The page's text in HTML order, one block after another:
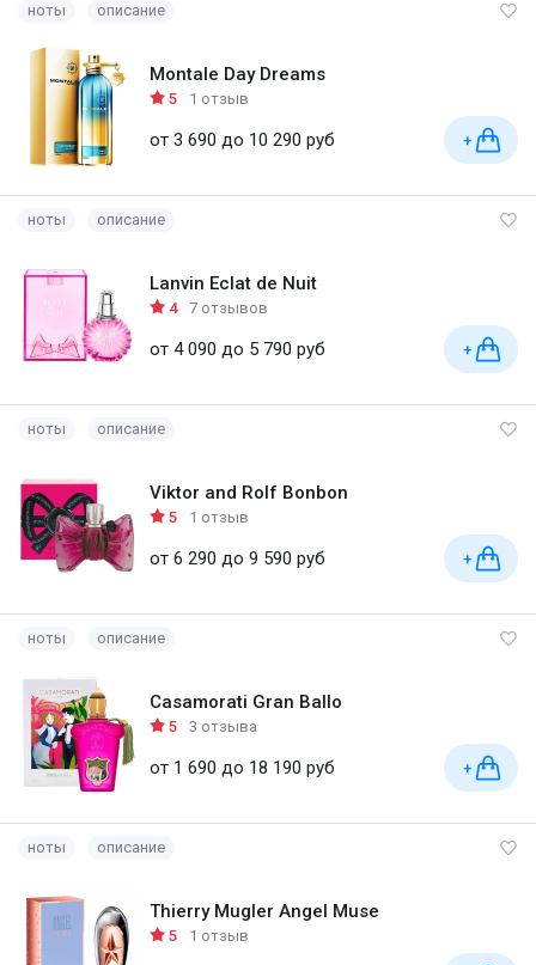
ноты описание
Montale Day Dreams
5 1 отзыв
от 3 690 до 10 290 руб +
ноты описание
Lanvin Eclat de Nuit
4 7 отзывов
от 4 090 до 5 790 руб +
ноты описание
Viktor and Rolf Bonbon
5 1 отзыв
от 6 290 до 9 590 руб +
ноты описание
Casamorati Gran Ballo
5 3 отзыва
от 1 690 до 18 190 руб +
ноты описание
Thierry Mugler Angel Muse
5 1 отзыв